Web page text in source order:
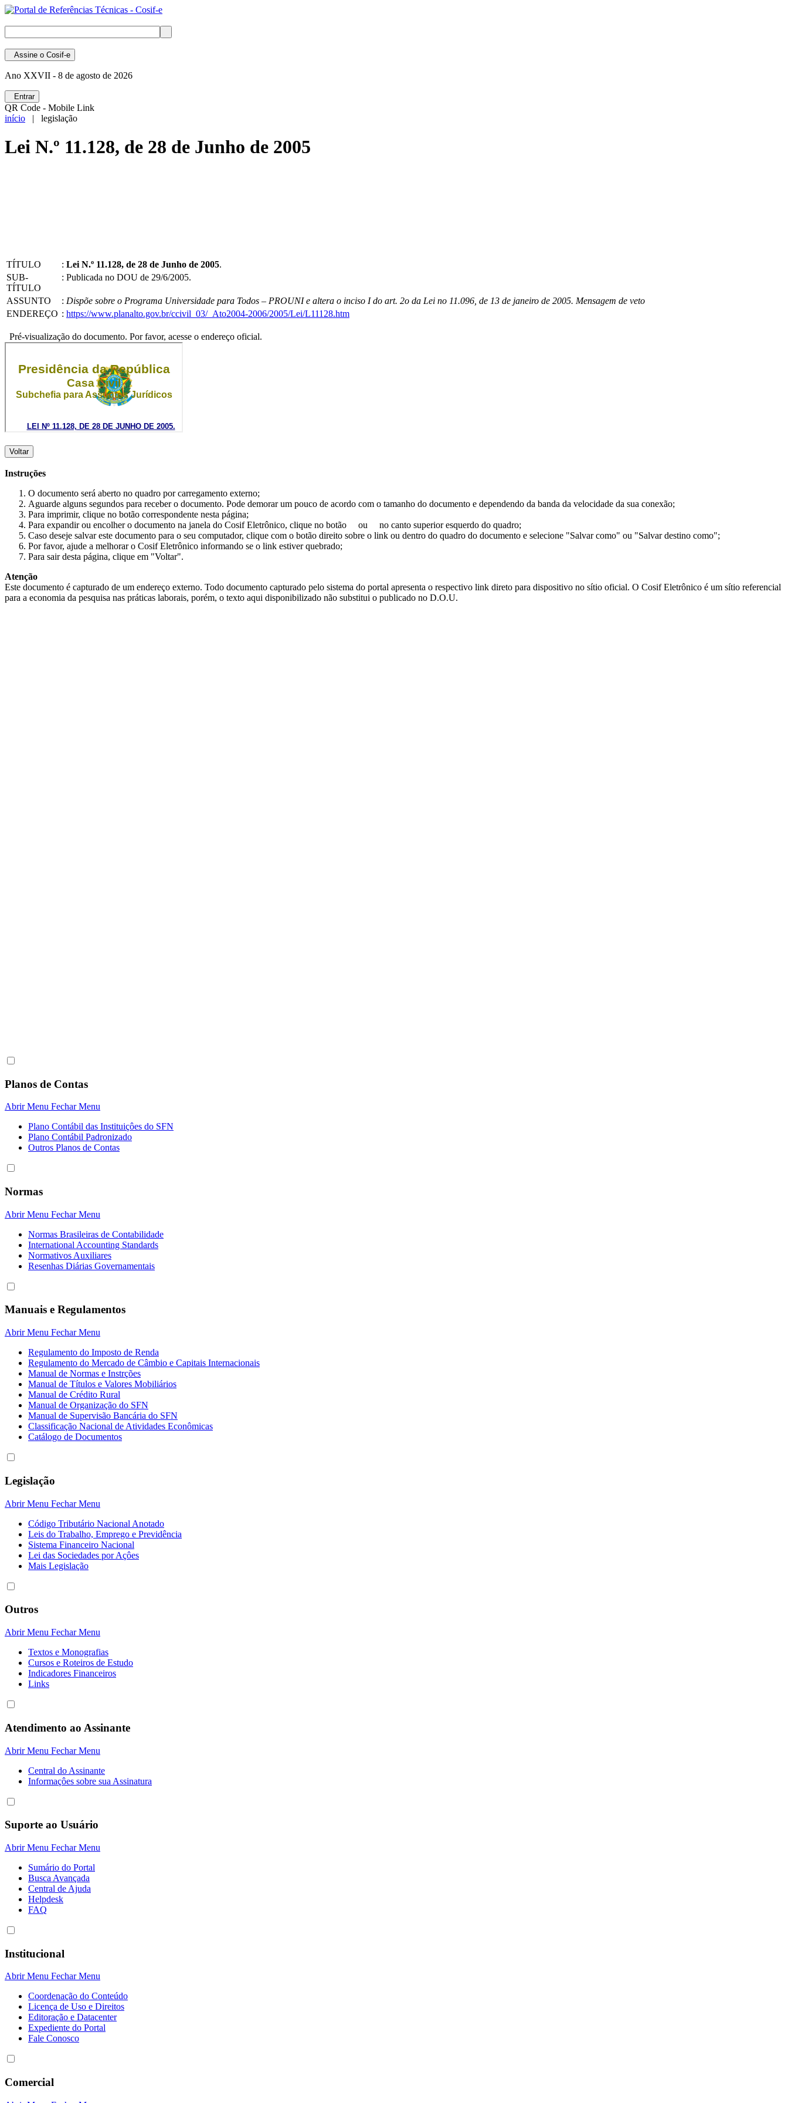
Assine o Cosif-e
Ano XXVII - 8 de agosto de 2026
Entrar
QR Code - Mobile Link
início | legislação
Lei N.º 11.128, de 28 de Junho de 2005
TÍTULO : Lei N.º 11.128, de 28 de Junho de 2005.
SUB-
TÍTULO
: Publicada no DOU de 29/6/2005.
ASSUNTO : Dispõe sobre o Programa Universidade para Todos – PROUNI e altera o inciso I do art. 2o da Lei no 11.096, de 13 de janeiro de 2005. Mensagem de veto
ENDEREÇO : https://www.planalto.gov.br/ccivil_03/_Ato2004-2006/2005/Lei/L11128.htm
Pré-visualização do documento. Por favor, acesse o endereço oficial.
Voltar
Instruções
O documento será aberto no quadro por carregamento externo;
Aguarde alguns segundos para receber o documento. Pode demorar um pouco de acordo com o tamanho do documento e dependendo da banda da velocidade da sua conexão;
Para imprimir, clique no botão correspondente nesta página;
Para expandir ou encolher o documento na janela do Cosif Eletrônico, clique no botão
ou
no canto superior esquerdo do quadro;
Caso deseje salvar este documento para o seu computador, clique com o botão direito sobre o link ou dentro do quadro do documento e selecione "Salvar como" ou "Salvar destino como";
Por favor, ajude a melhorar o Cosif Eletrônico informando se o link estiver quebrado;
Para sair desta página, clique em "Voltar".
Atenção
Este documento é capturado de um endereço externo. Todo documento capturado pelo sistema do portal apresenta o respectivo link direto para dispositivo no sítio oficial. O Cosif Eletrônico é um sítio referencial
para a economia da pesquisa nas práticas laborais, porém, o texto aqui disponibilizado não substitui o publicado no D.O.U.
Planos de Contas
Abrir Menu Fechar Menu
Plano Contábil das Instituiçôes do SFN
Plano Contábil Padronizado
Outros Planos de Contas
Normas
Abrir Menu Fechar Menu
Normas Brasileiras de Contabilidade
International Accounting Standards
Normativos Auxiliares
Resenhas Diárias Governamentais
Manuais e Regulamentos
Abrir Menu Fechar Menu
Regulamento do Imposto de Renda
Regulamento do Mercado de Câmbio e Capitais Internacionais
Manual de Normas e Instrções
Manual de Títulos e Valores Mobiliários
Manual de Crédito Rural
Manual de Organização do SFN
Manual de Supervisão Bancária do SFN
Classificação Nacional de Atividades Econômicas
Catálogo de Documentos
Legislação
Abrir Menu Fechar Menu
Código Tributário Nacional Anotado
Leis do Trabalho, Emprego e Previdência
Sistema Financeiro Nacional
Lei das Sociedades por Açôes
Mais Legislação
Outros
Abrir Menu Fechar Menu
Textos e Monografias
Cursos e Roteiros de Estudo
Indicadores Financeiros
Links
Atendimento ao Assinante
Abrir Menu Fechar Menu
Central do Assinante
Informaçôes sobre sua Assinatura
Suporte ao Usuário
Abrir Menu Fechar Menu
Sumário do Portal
Busca Avançada
Central de Ajuda
Helpdesk
FAQ
Institucional
Abrir Menu Fechar Menu
Coordenação do Conteúdo
Licença de Uso e Direitos
Editoração e Datacenter
Expediente do Portal
Fale Conosco
Comercial